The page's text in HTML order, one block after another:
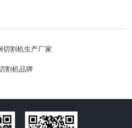
切割机生产厂家
割机品牌